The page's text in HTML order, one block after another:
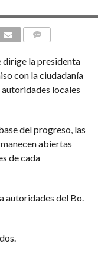
la presidenta
con la ciudadanía
locales
del progreso, las
abiertas
de cada
autoridades del Bo.